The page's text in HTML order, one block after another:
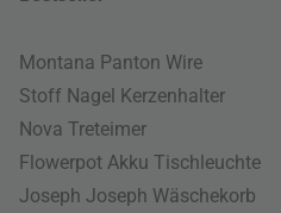
Montana Panton Wire
Stoff Nagel Kerzenhalter
Nova Treteimer
Flowerpot Akku Tischleuchte
Joseph Joseph Wäschekorb